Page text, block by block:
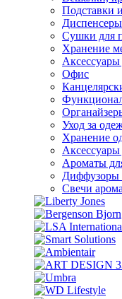
Подставки
Сушки для
Хранение
Офис
Уход за
Хранение
Ароматы
Диффузоры
Свечи